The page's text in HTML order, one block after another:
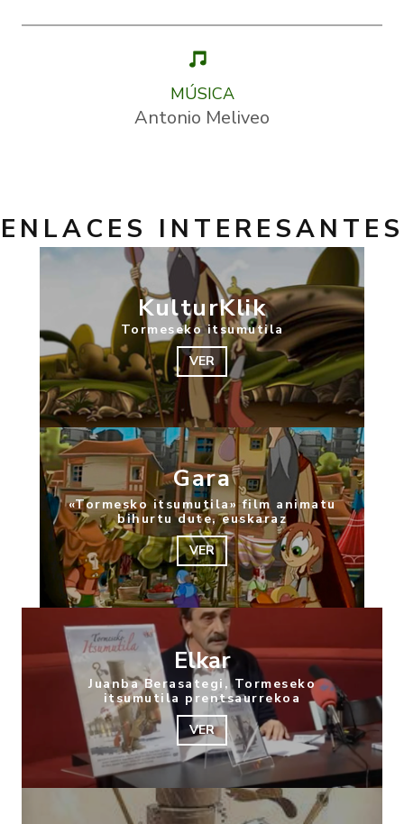
MÚSICA
Antonio Meliveo
ENLACES INTERESANTES
KulturKlik
Tormeseko itsumutila
VER
Gara
«Tormesko itsumutila» film animatu
bihurtu dute, euskaraz
VER
Elkar
Juanba Berasategi, Tormeseko
itsumutila prentsaurrekoa
VER